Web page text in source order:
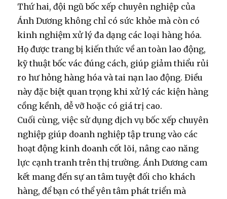
Thứ hai, đội ngũ bốc xếp chuyên nghiệp của
Ánh Dương không chỉ có sức khỏe mà còn có
kinh nghiệm xử lý đa dạng các loại hàng hóa.
Họ được trang bị kiến thức về an toàn lao động,
kỹ thuậtbốc vác đúng cách, giúp giảm thiểu rủi
ro hư hỏng hàng hóa và tai nạn lao động. Điều
này đặc biệt quan trọng khi xử lý các kiện hàng
cồng kềnh, dễ vỡ hoặc có giá trị cao.
Cuối cùng, việc sử dụng dịch vụ bốc xếp chuyên
nghiệp giúp doanh nghiệp tập trung vào các
hoạt động kinh doanh cốt lõi, nâng cao năng
lực cạnh tranh trên thị trường. Ánh Dương cam
kết mang đến sự an tâm tuyệt đối cho khách
hàng, để bạn có thể yên tâm phát triển mà